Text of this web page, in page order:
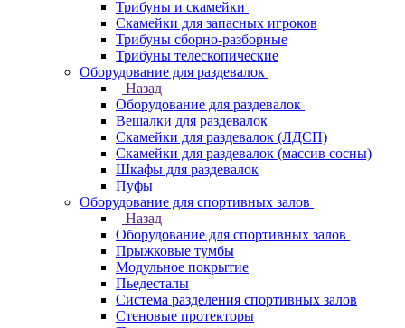
Трибуны и скамейки
Скамейки для запасных игроков
Трибуны сборно-разборные
Трибуны телескопические
Оборудование для раздевалок
Назад
Оборудование для раздевалок
Вешалки для раздевалок
Скамейки для раздевалок (ЛДСП)
Скамейки для раздевалок (массив сосны)
Шкафы для раздевалок
Пуфы
Оборудование для спортивных залов
Назад
Оборудование для спортивных залов
Прыжковые тумбы
Модульное покрытие
Пьедесталы
Система разделения спортивных залов
Стеновые протекторы